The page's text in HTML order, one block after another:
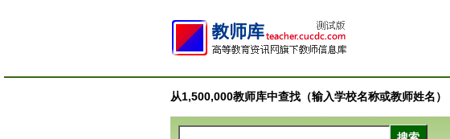
从1,500,000教师库中查找（输入学校名称或教师姓名）